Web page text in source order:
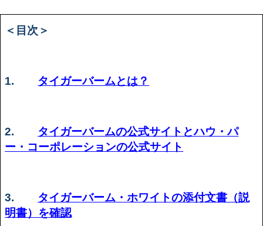
＜目次＞
1. タイガーバームとは？
2. タイガーバームの公式サイトとハウ・パ
ー・コーポレーションの公式サイト
3. タイガーバーム・ホワイトの添付文書（説
明書）を確認